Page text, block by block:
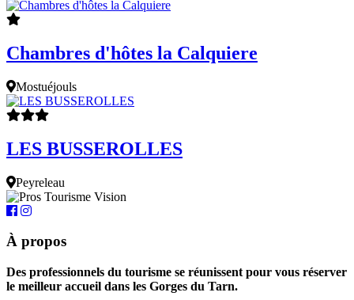
Chambres d'hôtes la Calquiere
Mostuéjouls
LES BUSSEROLLES
Peyreleau
À propos
Des professionnels du tourisme se réunissent pour vous réserver
le meilleur accueil dans les Gorges du Tarn.